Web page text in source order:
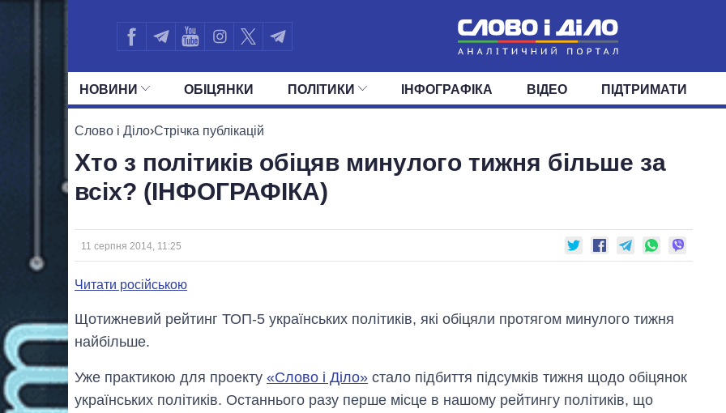
НОВИНИ
ПОЛІТИКА ЕКОНОМІКА СУСПІЛЬСТВО СВІТ
ОБIЦЯНКИ ПОЛIТИКИ
УСІ ПОЛІТИКИ
ДЕПУТАТИ КОМІТЕТИ ФРАКЦІЇ ОКРУГИ
ІНФОГРАФІКА ВІДЕО ПІДТРИМАТИ
Слово і Діло›Стрічка публікацій
Хто з політиків обіцяв минулого тижня більше за
всіх? (ІНФОГРАФІКА)
11 серпня 2014, 11:25
Читати російською
Щотижневий рейтинг ТОП-5 українських політиків, які обіцяли протягом минулого тижня
найбільше.
Уже практикою для проекту «Слово і Діло» стало підбиття підсумків тижня щодо обіцянок
українських політиків. Останнього разу перше місце в нашому рейтингу політиків, що